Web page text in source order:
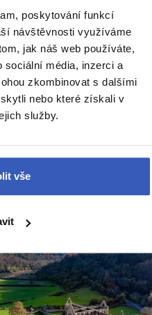
poskytování funkcí
návštěvnosti využíváme
jak náš web používáte,
média, inzerci a
zkombinovat s dalšími
nebo které získali v
služby.
vše
78 průvodců
v Anglii-
našich